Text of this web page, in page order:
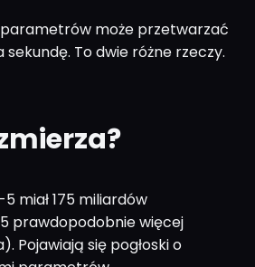
może przetwarzać
To dwie różne rzeczy.
miał 175 miliardów
prawdopodobnie więcej
Pojawiają się pogłoski o